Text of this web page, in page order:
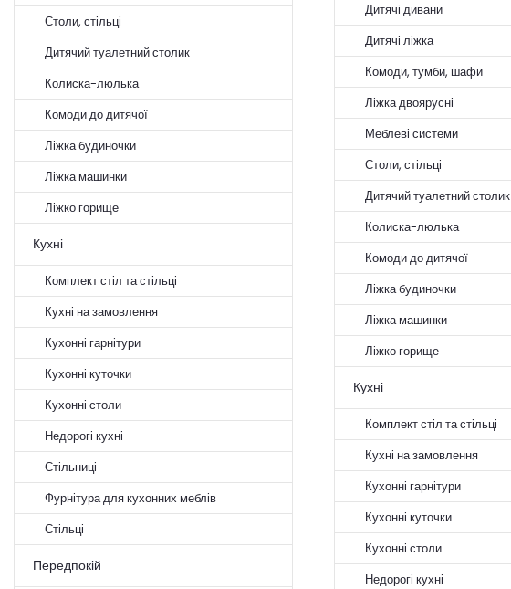
Столи, стільці
Дитячий туалетний столик
Колиска-люлька
Комоди до дитячої
Ліжка будиночки
Ліжка машинки
Ліжко горище
Кухні
Комплект стіл та стільці
Кухні на замовлення
Кухонні гарнітури
Кухонні куточки
Кухонні столи
Недорогі кухні
Стільниці
Фурнітура для кухонних меблів
Стільці
Передпокій
Дитячі дивани
Дитячі ліжка
Комоди, тумби, шафи
Ліжка двоярусні
Меблеві системи
Столи, стільці
Дитячий туалетний столик
Колиска-люлька
Комоди до дитячої
Ліжка будиночки
Ліжка машинки
Ліжко горище
Кухні
Комплект стіл та стільці
Кухні на замовлення
Кухонні гарнітури
Кухонні куточки
Кухонні столи
Недорогі кухні